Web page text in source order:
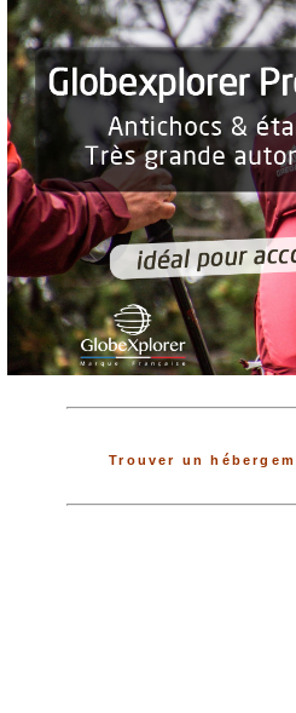
Trouver un